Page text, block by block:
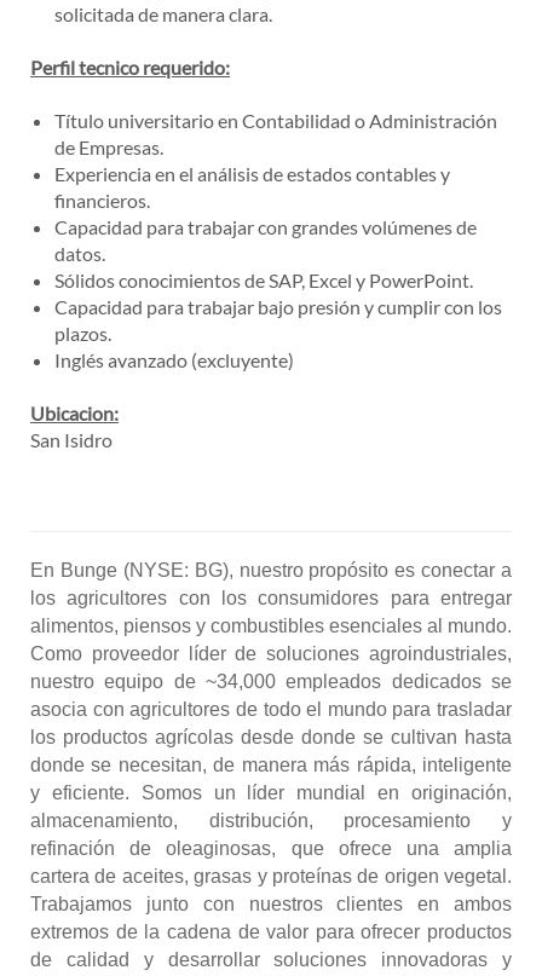
solicitada de manera clara.
Perfil tecnico requerido:
Título universitario en Contabilidad o Administración
de Empresas.
Experiencia en el análisis de estados contables y
financieros.
Capacidad para trabajar con grandes volúmenes de
datos.
Sólidos conocimientos de SAP, Excel y PowerPoint.
Capacidad para trabajar bajo presión y cumplir con los
plazos.
Inglés avanzado (excluyente)
Ubicacion:
San Isidro
En Bunge (NYSE: BG), nuestro propósito es conectar a
los agricultores con los consumidores para entregar
alimentos, piensos y combustibles esenciales al mundo.
Como proveedor líder de soluciones agroindustriales,
nuestro equipo de ~34,000 empleados dedicados se
asocia con agricultores de todo el mundo para trasladar
los productos agrícolas desde donde se cultivan hasta
donde se necesitan, de manera más rápida, inteligente
y eficiente. Somos un líder mundial en originación,
almacenamiento, distribución, procesamiento y
refinación de oleaginosas, que ofrece una amplia
cartera de aceites, grasas y proteínas de origen vegetal.
Trabajamos junto con nuestros clientes en ambos
extremos de la cadena de valor para ofrecer productos
de calidad y desarrollar soluciones innovadoras y